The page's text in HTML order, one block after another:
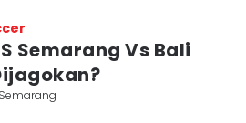
Semarang Vs Bali